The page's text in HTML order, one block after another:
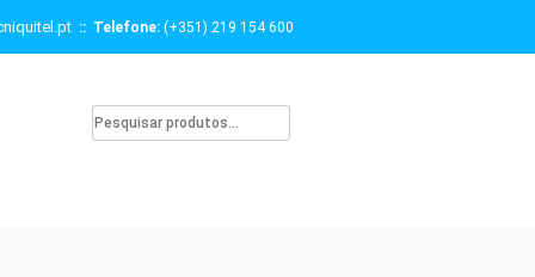
:: Telefone: (+351) 219 154 600